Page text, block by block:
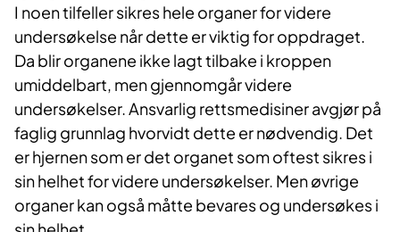
I noen tilfeller sikres hele organer for videre
undersøkelse når dette er viktig for oppdraget.
Da blir organene ikke lagt tilbake i kroppen
umiddelbart, men gjennomgår videre
undersøkelser. Ansvarlig rettsmedisiner avgjør på
faglig grunnlag hvorvidt dette er nødvendig. Det
er hjernen som er det organet som oftest sikres i
sin helhet for videre undersøkelser. Men øvrige
organer kan også måtte bevares og undersøkes i